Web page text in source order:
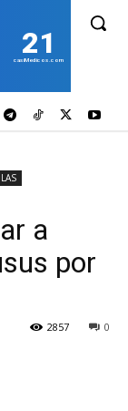
21
casiMedicos.com
a
por
0
2857